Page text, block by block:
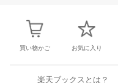
買い物かご お気に入り
楽天ブックスとは？